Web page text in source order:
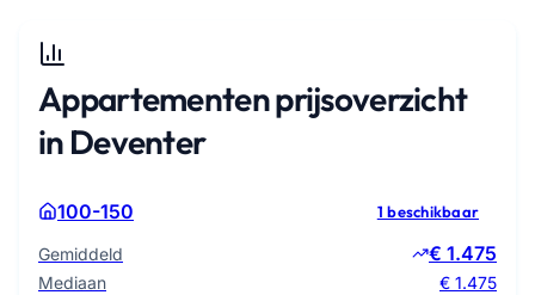
Appartementen prijsoverzicht
in Deventer
100-150 1 beschikbaar
Gemiddeld € 1.475
Mediaan
€ 1.475